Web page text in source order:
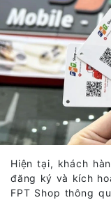
Hiện tại, khách
đăng ký và kích
FPT Shop thông